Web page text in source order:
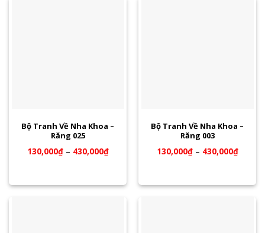
Bộ Tranh Về Nha Khoa –
Răng 025
130,000₫– 430,000₫
Bộ Tranh Về Nha Khoa –
Răng 003
130,000₫– 430,000₫